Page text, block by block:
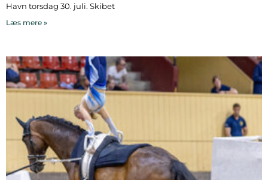
Havn torsdag 30. juli. Skibet
Læs mere »